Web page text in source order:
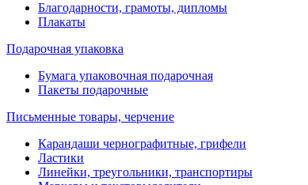
Благодарности, грамоты, дипломы
Плакаты
Подарочная упаковка
Бумага упаковочная подарочная
Пакеты подарочные
Письменные товары, черчение
Карандаши чернографитные, грифели
Ластики
Линейки, треугольники, транспортиры